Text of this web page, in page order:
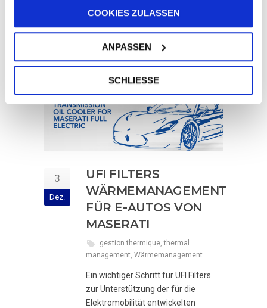
COOKIES ZULASSEN
ANPASSEN
SCHLIESSE
Vakuumlöttechnologie. UFI Filters
Lies mehr
3
Dez.
UFI FILTERS
WÄRMEMANAGEMENT
FÜR E-AUTOS VON
MASERATI
gestion thermique,thermal
management, Wärmemanagement
Ein wichtiger Schritt für UFI Filters
zur Unterstützung der für die
Elektromobilität entwickelten